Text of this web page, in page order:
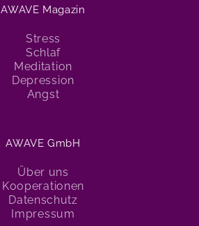
AWAVE Magazin
Stress
Schlaf
Meditation
Depression
Angst
AWAVE GmbH
Über uns
Kooperationen
Datenschutz
Impressum